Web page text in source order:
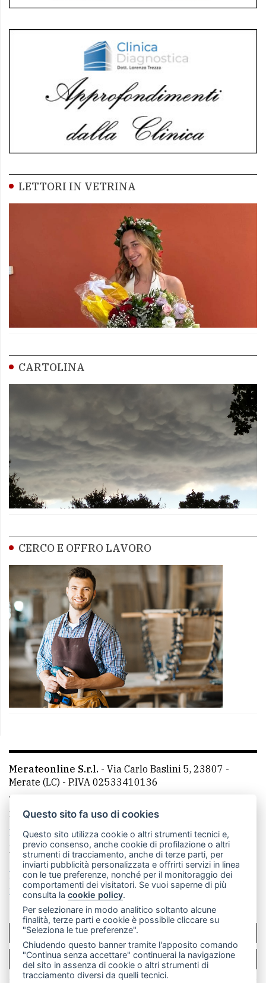
LETTORI IN VETRINA
CARTOLINA
CERCO E OFFRO LAVORO
Merateonline S.r.l. - Via Carlo Baslini 5, 23807 -
Merate (LC) - P.IVA 02533410136
Telefono:
mail: redazione@merateonline.it
La redazione
CasateOnline LeccoOnline
RSS
Made by VIP
Privacy policy
Cookie policy
Rivedi le tue scelte sui cookie
SCRIVICI
PER LA TUA PUBBLICITÀ
Questo sito fa uso di cookies
Questo sito utilizza cookie o altri strumenti tecnici e,
previo consenso, anche cookie di profilazione o altri
strumenti di tracciamento, anche di terze parti, per
inviarti pubblicità personalizzata e offrirti servizi in linea
con le tue preferenze, nonché per il monitoraggio dei
comportamenti dei visitatori. Se vuoi saperne di più
consulta lacookie policy.
Per selezionare in modo analitico soltanto alcune
finalità, terze parti e cookie è possibile cliccare su
"Seleziona le tue preferenze".
Chiudendo questo banner tramite l'apposito comando
"Continua senza accettare" continuerai la navigazione
del sito in assenza di cookie o altri strumenti di
tracciamento diversi da quelli tecnici.